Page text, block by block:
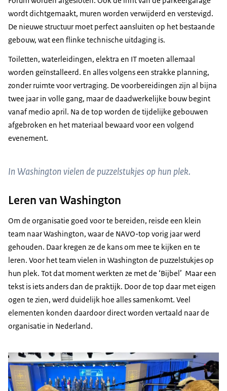
wordt dichtgemaakt, muren worden verwijderd en verstevigd.
De nieuwe structuur moet perfect aansluiten op het bestaande
gebouw, wat een flinke technische uitdaging is.
Toiletten, waterleidingen, elektra en IT moeten allemaal
worden geïnstalleerd. En alles volgens een strakke planning,
zonder ruimte voor vertraging. De voorbereidingen zijn al bijna
twee jaar in volle gang, maar de daadwerkelijke bouw begint
vanaf medio april. Na de top worden de tijdelijke gebouwen
afgebroken en het materiaal bewaard voor een volgend
evenement.
In Washington vielen de puzzelstukjes op hun plek.
Leren van Washington
Om de organisatie goed voor te bereiden, reisde een klein
team naar Washington, waar de NAVO-top vorig jaar werd
gehouden. Daar kregen ze de kans om mee te kijken en te
leren. Voor het team vielen in Washington de puzzelstukjes op
hun plek. Tot dat moment werkten ze met de ‘Bijbel’ Maar een
tekst is iets anders dan de praktijk. Door de top daar met eigen
ogen te zien, werd duidelijk hoe alles samenkomt. Veel
elementen konden daardoor direct worden vertaald naar de
organisatie in Nederland.